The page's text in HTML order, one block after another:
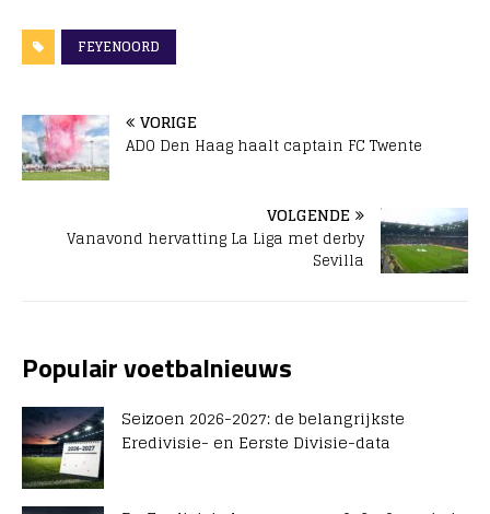
FEYENOORD
VORIGE
ADO Den Haag haalt captain FC Twente
VOLGENDE
Vanavond hervatting La Liga met derby
Sevilla
Populair voetbalnieuws
Seizoen 2026-2027: de belangrijkste
Eredivisie- en Eerste Divisie-data